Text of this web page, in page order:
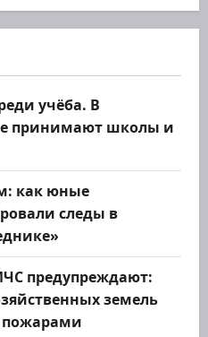
учёба. В
принимают школы и
как юные
следы в
предупреждают:
земель